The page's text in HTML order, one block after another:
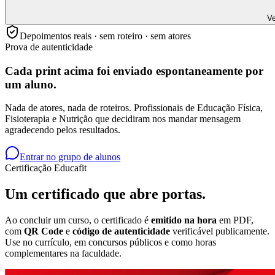
Depoimentos reais · sem roteiro · sem atores
Prova de autenticidade
Cada print acima foi enviado espontaneamente por
um aluno.
Nada de atores, nada de roteiros. Profissionais de Educação Física,
Fisioterapia e Nutrição que decidiram nos mandar mensagem
agradecendo pelos resultados.
Entrar no grupo de alunos
Certificação Educafit
Um certificado que abre portas.
Ao concluir um curso, o certificado é emitido na hora em PDF,
com QR Code e código de autenticidade verificável publicamente.
Use no currículo, em concursos públicos e como horas
complementares na faculdade.